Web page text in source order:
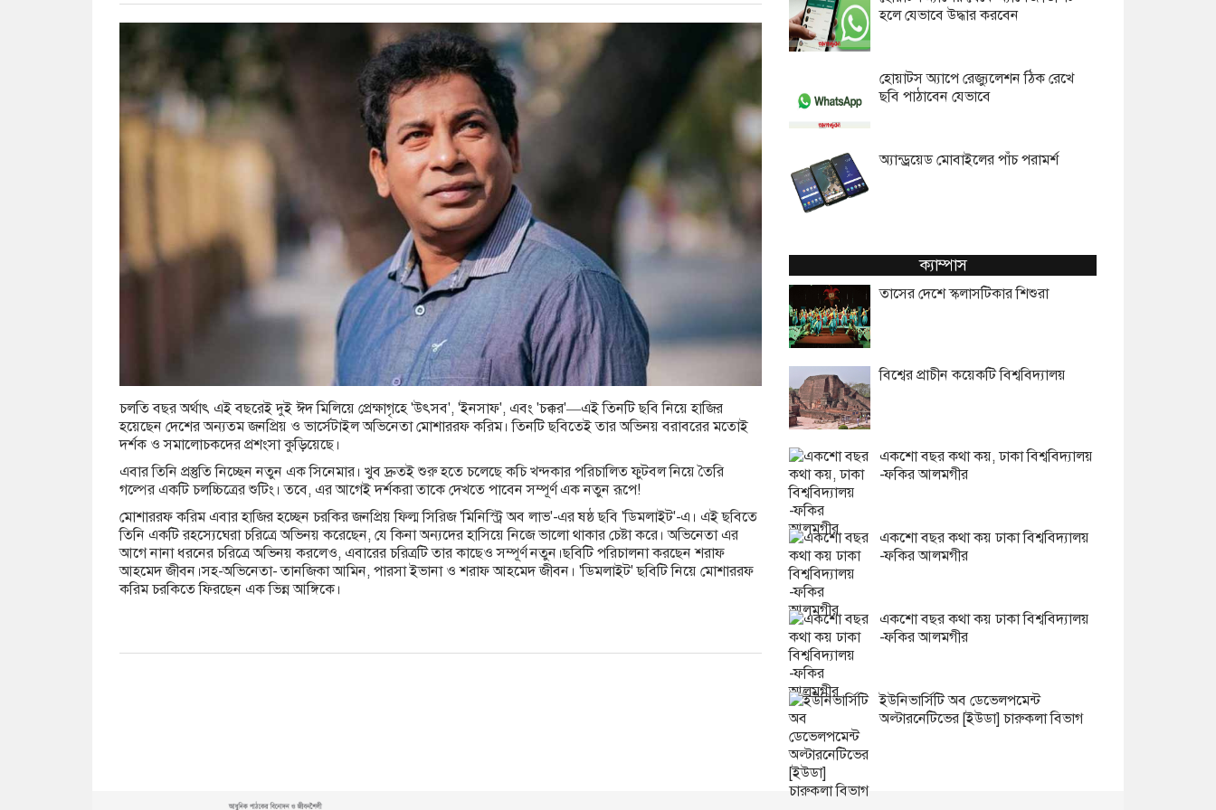
চলতি বছর অর্থাৎ এই বছরেই দুই ঈদ মিলিয়ে প্রেক্ষাগৃহে 'উৎসব', 'ইনসাফ', এবং 'চক্কর'—এই তিনটি ছবি নিয়ে হাজির
হয়েছেন দেশের অন্যতম জনপ্রিয় ও ভার্সেটাইল অভিনেতা মোশাররফ করিম। তিনটি ছবিতেই তার অভিনয় বরাবরের মতোই
দর্শক ও সমালোচকদের প্রশংসা কুড়িয়েছে।
এবার তিনি প্রস্তুতি নিচ্ছেন নতুন এক সিনেমার। খুব দ্রুতই শুরু হতে চলেছে কচি খন্দকার পরিচালিত ফুটবল নিয়ে তৈরি
গল্পের একটি চলচ্চিত্রের শুটিং। তবে, এর আগেই দর্শকরা তাকে দেখতে পাবেন সম্পূর্ণ এক নতুন রূপে!
মোশাররফ করিম এবার হাজির হচ্ছেন চরকির জনপ্রিয় ফিল্ম সিরিজ 'মিনিস্ট্রি অব লাভ'-এর ষষ্ঠ ছবি 'ডিমলাইট'-এ। এই ছবিতে
তিনি একটি রহস্যেঘেরা চরিত্রে অভিনয় করেছেন, যে কিনা অন্যদের হাসিয়ে নিজে ভালো থাকার চেষ্টা করে। অভিনেতা এর
আগে নানা ধরনের চরিত্রে অভিনয় করলেও, এবারের চরিত্রটি তার কাছেও সম্পূর্ণ নতুন।ছবিটি পরিচালনা করছেন শরাফ
আহমেদ জীবন।সহ-অভিনেতা- তানজিকা আমিন, পারসা ইভানা ও শরাফ আহমেদ জীবন। 'ডিমলাইট' ছবিটি নিয়ে মোশাররফ
করিম চরকিতে ফিরছেন এক ভিন্ন আঙ্গিকে।
হলে যেভাবে উদ্ধার করবেন
হোয়াটস অ্যাপে রেজ্যুলেশন ঠিক রেখে
ছবি পাঠাবেন যেভাবে
অ্যান্ড্রয়েড মোবাইলের পাঁচ পরামর্শ
ক্যাম্পাস
তাসের দেশে স্কলাসটিকার শিশুরা
বিশ্বের প্রাচীন কয়েকটি বিশ্ববিদ্যালয়
একশো বছর কথা কয়, ঢাকা বিশ্ববিদ্যালয়
-ফকির আলমগীর
একশো বছর কথা কয় ঢাকা বিশ্ববিদ্যালয়
-ফকির আলমগীর
একশো বছর কথা কয় ঢাকা বিশ্ববিদ্যালয়
-ফকির আলমগীর
ইউনিভার্সিটি অব ডেভেলপমেন্ট
অল্টারনেটিভের [ইউডা] চারুকলা বিভাগ